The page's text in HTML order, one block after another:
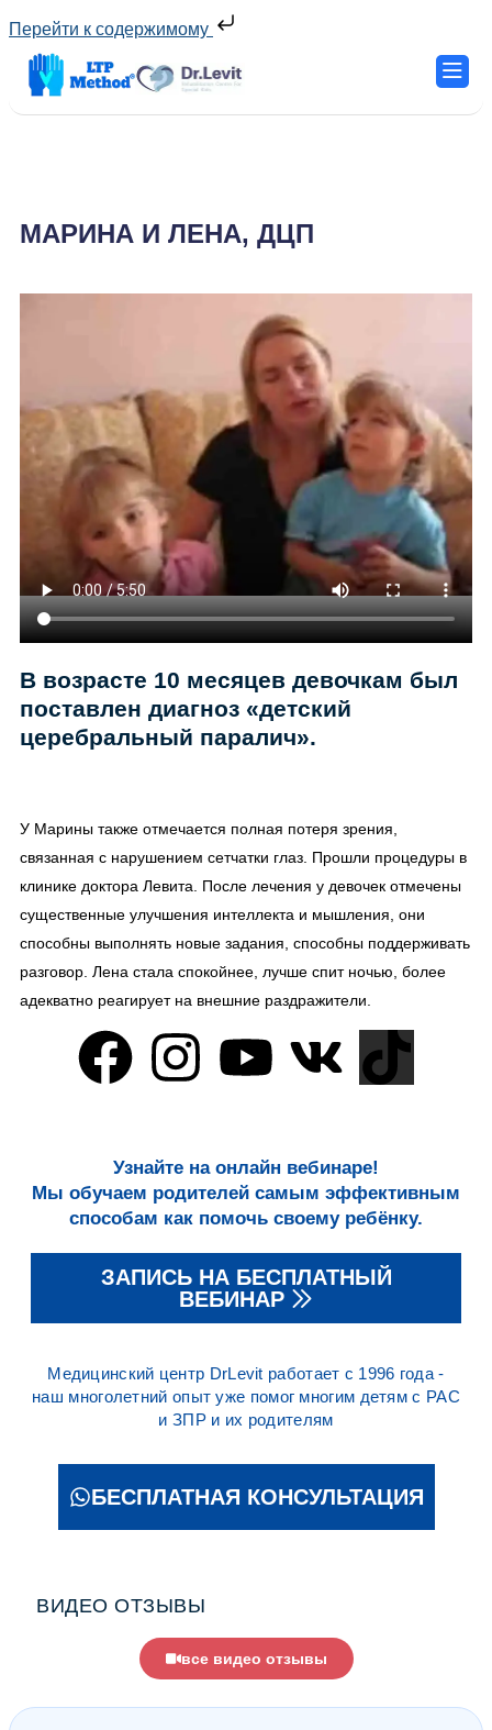
Перейти к содержимому
МАРИНА И ЛЕНА, ДЦП
В возрасте 10 месяцев девочкам был
поставлен диагноз «детский
церебральный паралич».
У Марины также отмечается полная потеря зрения,
связанная с нарушением сетчатки глаз. Прошли процедуры в
клинике доктора Левита. После лечения у девочек отмечены
существенные улучшения интеллекта и мышления, они
способны выполнять новые задания, способны поддерживать
разговор. Лена стала спокойнее, лучше спит ночью, более
адекватно реагирует на внешние раздражители.
Узнайте на онлайн вебинаре!
Мы обучаем родителей самым эффективным
способам как помочь своему ребёнку.
ЗАПИСЬ НА БЕСПЛАТНЫЙ
ВЕБИНАР
Медицинский центр DrLevit работает с 1996 года -
наш многолетний опыт уже помог многим детям с РАС
и ЗПР и их родителям
БЕСПЛАТНАЯ КОНСУЛЬТАЦИЯ
ВИДЕО ОТЗЫВЫ
все видео отзывы